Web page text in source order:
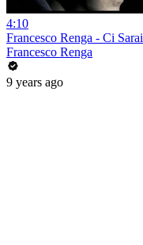
4:10
Francesco Renga - Ci Sarai
Francesco Renga
9 years ago